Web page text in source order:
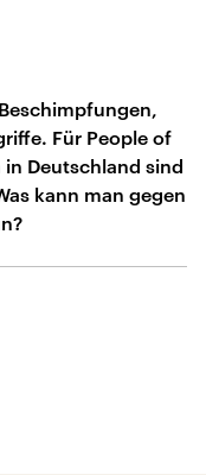
Für People of
Deutschland sind
kann man gegen